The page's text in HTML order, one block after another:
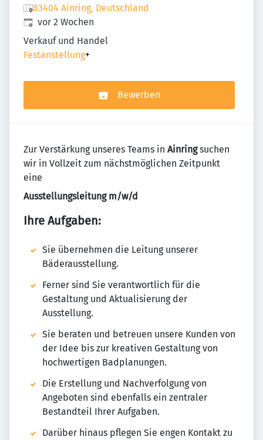
83404 Ainring, Deutschland
Veröffentlicht:
vor 2 Wochen
Verkauf und Handel
Festanstellung+
Bewerben
Zur Verstärkung unseres Teams in Ainringsuchen
wir in Vollzeit zum nächstmöglichen Zeitpunkt
eine
Ausstellungsleitung m/w/d
Ihre Aufgaben:
Sie übernehmen die Leitung unserer
Bäderausstellung.
Ferner sind Sie verantwortlich für die
Gestaltung und Aktualisierung der
Ausstellung.
Sie beraten und betreuen unsere Kunden von
der Idee bis zur kreativen Gestaltung von
hochwertigen Badplanungen.
Die Erstellung und Nachverfolgung von
Angeboten sind ebenfalls ein zentraler
Bestandteil Ihrer Aufgaben.
Darüber hinaus pflegen Sie engen Kontakt zu